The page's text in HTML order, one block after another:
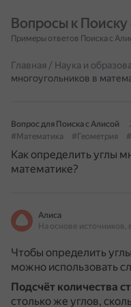
Вопросы к Поиску
Примеры ответов Поиска с
Главная / Наука и
многоугольников в
Вопрос для Поиска с Алисой
#Математика
#Геометрия
Как определить углы
математике?
Алиса
Чтобы определить
можно использовать
Подсчёт количества
столько же углов,